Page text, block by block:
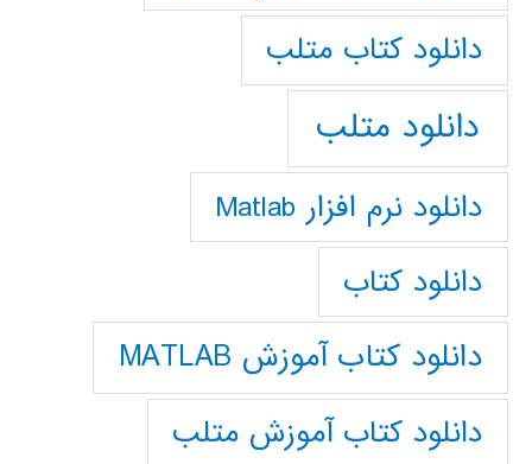
دانلود كتاب متلب
دانلود متلب
دانلود نرم افزار Matlab
دانلود کتاب
دانلود کتاب آموزش MATLAB
دانلود کتاب آموزش متلب